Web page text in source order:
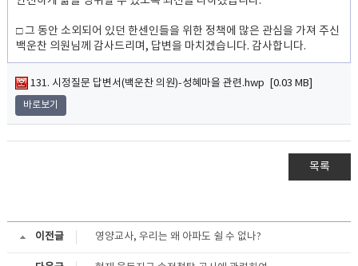
□ 그 동안 소외되어 있던 한센인들을 위한 정책에 많은 관심을 가져 주신
백운찬 의원님께 감사드리며, 답변을 마치겠습니다. 감사합니다.
131. 시정질문 답변서(백운찬 의원)-성혜마을 관련.hwp [0.03 MB]
바로보기
목록
이전글 영양교사, 우리는 왜 아파도 쉴 수 없나?